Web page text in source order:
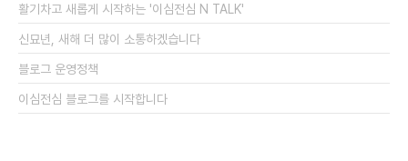
활기차고 새롭게 시작하는 '이심전심 N TALK'
신묘년, 새해 더 많이 소통하겠습니다
블로그 운영정책
이심전심 블로그를 시작합니다